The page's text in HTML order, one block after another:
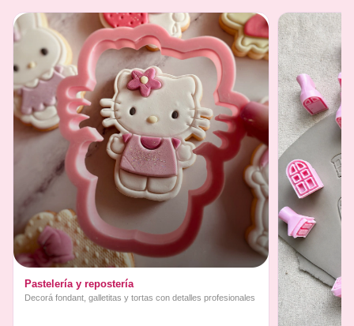
Pastelería y repostería
Decorá fondant, galletitas y tortas con detalles profesionales